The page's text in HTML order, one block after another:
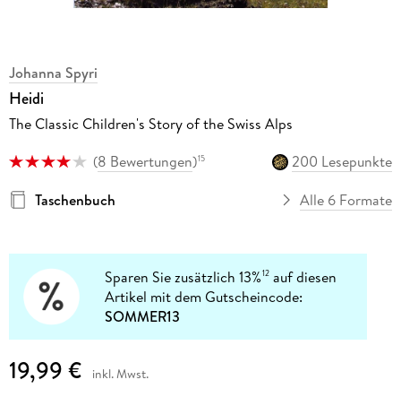
Johanna Spyri
Heidi
The Classic Children's Story of the Swiss Alps
(8 Bewertungen)15
200 Lesepunkte
Taschenbuch
Alle 6 Formate
Sparen Sie zusätzlich 13%12 auf diesen
Artikel mit dem Gutscheincode:
SOMMER13
19,99 € inkl. Mwst.